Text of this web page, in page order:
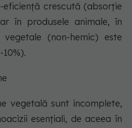
crescută (absorție
în produsele animale, în
(non-hemic) este
vegetală sunt incomplete,
esențiali, de aceea în